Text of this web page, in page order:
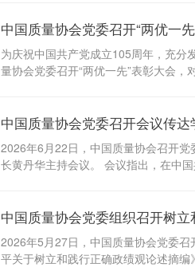
长远指导意义。会议强调，学习贯彻
进协会党的建设，找准工作切入点、
全面把握学习教育的...
中国质量协会党委召开“两优一
为庆祝中国共产党成立105周年，充分
量协会党委召开“两优一先”表彰大会
量转化为干事创业的实际行动，凝心
开展树立和践行正确政绩观学习教育
中国质量协会党委召开会议传
2026年6月22日，中国质量协会召开
长黄丹华主持会议。 会议指出，在中
党强国具有重大现实意义和长远指导
坚决做到“两个维护”。要强化学习领
中国质量协会党委组织召开树
2026年5月27日，中国质量协会党委
平关于树立和践行正确政绩观论述摘